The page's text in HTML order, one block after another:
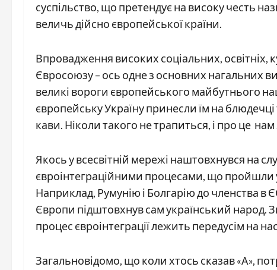
суспільство, що претендує на високу честь
величь дійсно європейської країни.
Впровадження високих соціальних, освітніх,
Євросоюзу – ось одне з основних нагальних
великі вороги європейського майбутнього
європейську Україну принесли їм на
кави. Ніколи такого не трапиться, і про це
Якось у всесвітній мережі наштовхнувся на
євроінтеграційними процесами, що пройшли
Наприклад, Румунію і Болгарію до членства в
Європи підштовхнув сам український народ.
процес євроінтеграції лежить передусім на
Загальновідомо, що коли хтось сказав «А»,